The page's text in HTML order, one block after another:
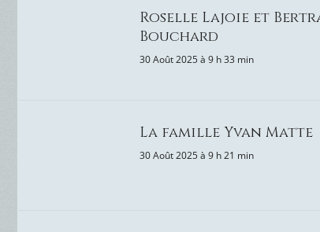
Roselle Lajoie et
Bouchard
30 Août 2025 à 9 h 33 min
La famille Yvan Matte
30 Août 2025 à 9 h 21 min